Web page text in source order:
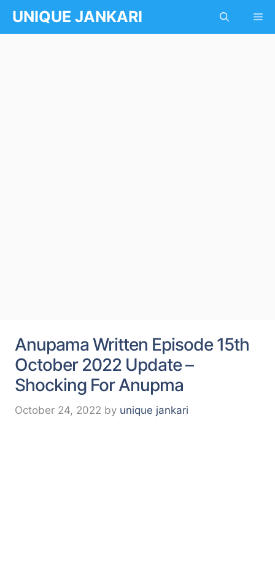
content
UNIQUE JANKARI
Anupama Written Episode 15th
October 2022 Update –
Shocking For Anupma
October 24, 2022 by unique jankari